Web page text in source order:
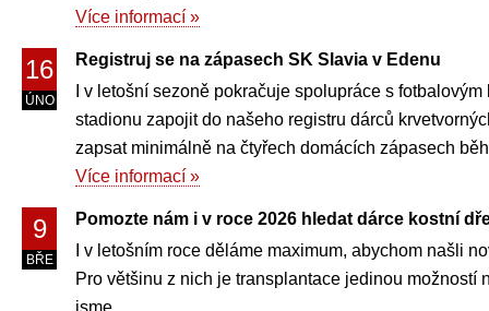
Více informací »
16
ÚNO
Registruj se na zápasech SK Slavia v Edenu
I v letošní sezoně pokračuje spolupráce s
stadionu zapojit do našeho registru dárců
zapsat minimálně na čtyřech domácích zápasech
Více informací »
9
BŘE
Pomozte nám i v roce 2026 hledat dárce kostní
I v letošním roce děláme maximum, abychom našli
Pro většinu z nich je transplantace jedinou možností